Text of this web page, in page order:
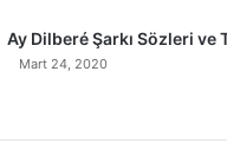
Ay Dilberé Şarkı Sözleri ve
Mart 24, 2020